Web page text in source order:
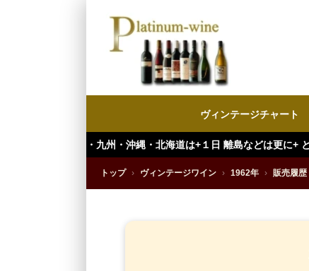
ヴィンテージチャート
沖縄・北海道は+１日 離島などは更に+ となります。）
トップ › ヴィンテージワイン › 1962年 › 販売履歴